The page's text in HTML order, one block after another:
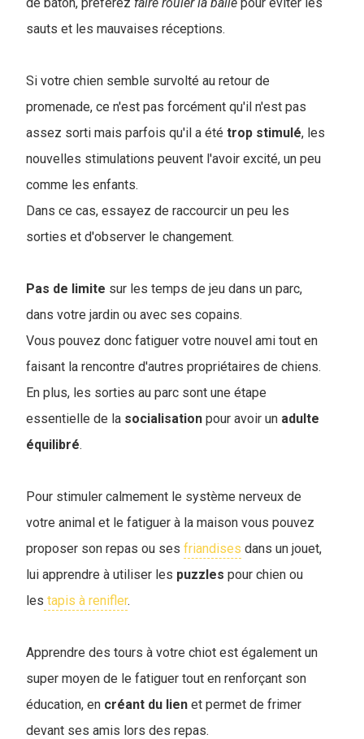
sauts et les mauvaises réceptions.
Si votre chien semble survolté au retour de
promenade, ce n'est pas forcément qu'il n'est pas
assez sorti mais parfois qu'il a été trop stimulé, les
nouvelles stimulations peuvent l'avoir excité, un peu
comme les enfants.
Dans ce cas, essayez de raccourcir un peu les
sorties et d'observer le changement.
Pas de limite sur les temps de jeu dans un parc,
dans votre jardin ou avec ses copains.
Vous pouvez donc fatiguer votre nouvel ami tout en
faisant la rencontre d'autres propriétaires de chiens.
En plus, les sorties au parc sont une étape
essentielle de la socialisation pour avoir un adulte
équilibré.
Pour stimuler calmement le système nerveux de
votre animal et le fatiguer à la maison vous pouvez
proposer son repas ou ses friandises dans un jouet,
lui apprendre à utiliser les puzzles pour chien ou
les tapis à renifler.
Apprendre des tours à votre chiot est également un
super moyen de le fatiguer tout en renforçant son
éducation, en créant du lien et permet de frimer
devant ses amis lors des repas.